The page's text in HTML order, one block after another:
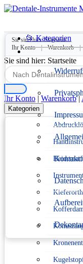
📂 Kategorien
Sie sind hier:Startseite
Ihr Konto
| Warenkorb |
Sie sind hier: Startseite
Ihr Konto | Warenkorb |
Kategorien